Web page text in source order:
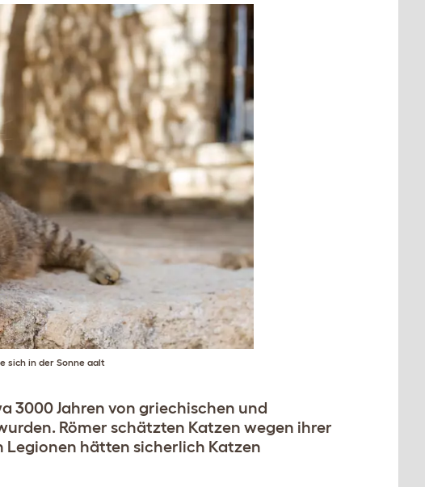
sich in der Sonne aalt
3000 Jahren von griechischen und
Römer schätzten Katzen wegen ihrer
hätten sicherlich Katzen